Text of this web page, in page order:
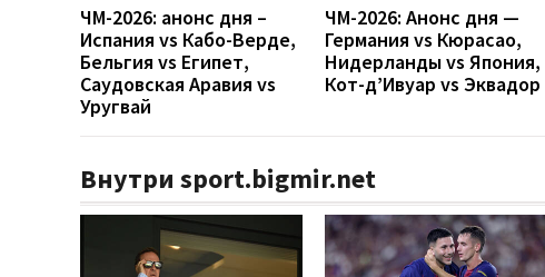
ЧМ-2026: анонс дня –
Испания vs Кабо-Верде,
Бельгия vs Египет,
Саудовская Аравия vs
Уругвай
ЧМ-2026: Анонс дня —
Германия vs Кюрасао,
Нидерланды vs Япония,
Кот-д’Ивуар vs Эквадор
Внутри sport.bigmir.net